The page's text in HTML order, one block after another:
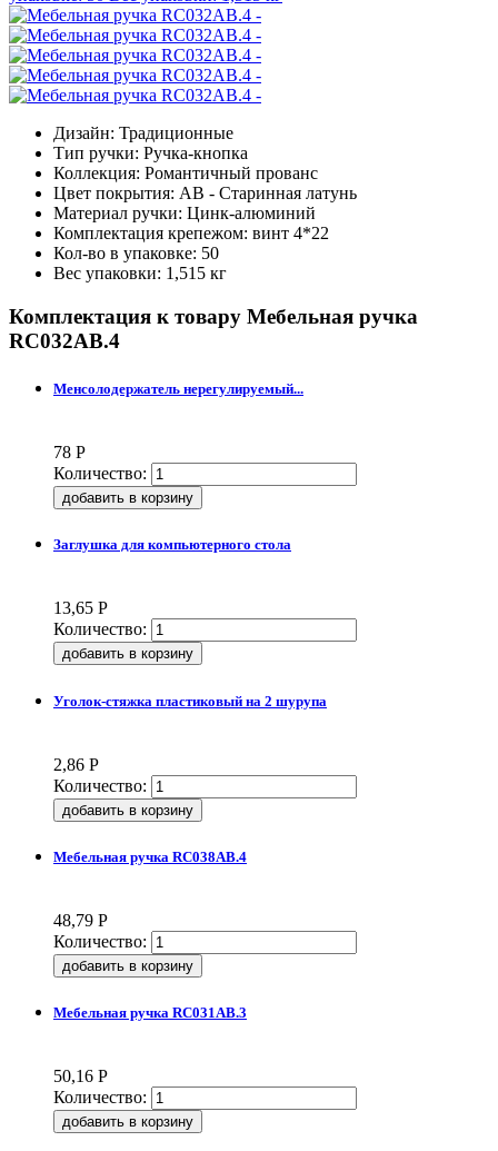
Дизайн: Традиционные
Тип ручки: Ручка-кнопка
Коллекция: Романтичный прованс
Цвет покрытия: AB - Старинная латунь
Материал ручки: Цинк-алюминий
Комплектация крепежом: винт 4*22
Кол-во в упаковке: 50
Вес упаковки: 1,515 кг
Комплектация к товару Мебельная ручка
RC032AB.4
Менсолодержатель нерегулируемый...
78 Р
Количество:
Заглушка для компьютерного стола
13,65 Р
Количество:
Уголок-стяжка пластиковый на 2 шурупа
2,86 Р
Количество:
Мебельная ручка RC038AB.4
48,79 Р
Количество:
Мебельная ручка RC031AB.3
50,16 Р
Количество: